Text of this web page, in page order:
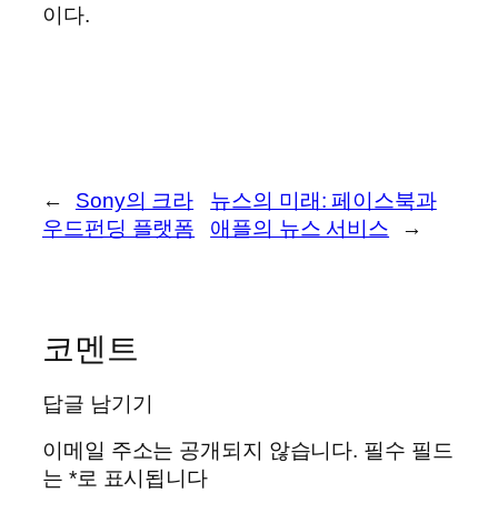
이다.
←
Sony의 크라
우드펀딩 플랫폼
뉴스의 미래: 페이스북과
애플의 뉴스 서비스
→
코멘트
답글 남기기
이메일 주소는 공개되지 않습니다. 필수 필드
는 *로 표시됩니다